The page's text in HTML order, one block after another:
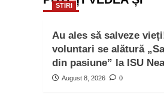
STIRI
Au ales să salveze
voluntari se alătură
din pasiune” la ISU
August 8, 2026 0